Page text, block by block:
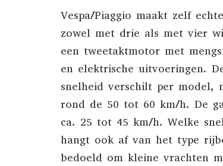
Vespa/Piaggio maakt zelf
zowel met drie als met vier
een tweetaktmotor met
en elektrische uitvoeringen.
snelheid verschilt per model,
rond de 50 tot 60 km/h. De
ca. 25 tot 45 km/h. Welke
hangt ook af van het type
bedoeld om kleine vrachten